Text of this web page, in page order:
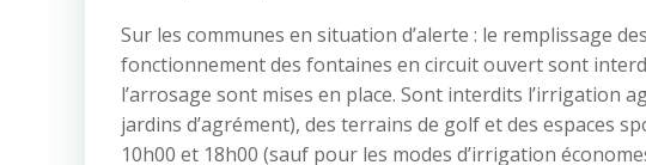
Sur les communes en situation d’alerte : le remplissage
fonctionnement des fontaines en circuit ouvert sont
l’arrosage sont mises en place. Sont interdits l’irrigation
jardins d’agrément), des terrains de golf et des espaces
10h00 et 18h00 (sauf pour les modes d’irrigation